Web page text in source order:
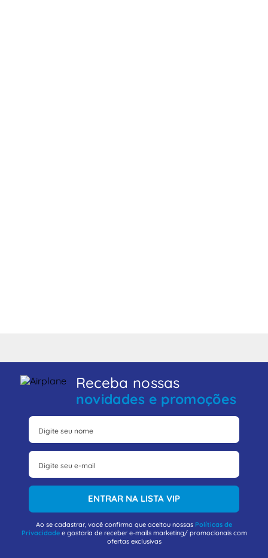
Receba nossas
novidades e promoções
ENTRAR NA LISTA VIP
Ao se cadastrar, você confirma que aceitou nossas Políticas de
Privacidadee gostaria de receber e-mails marketing/ promocionais com
ofertas exclusivas